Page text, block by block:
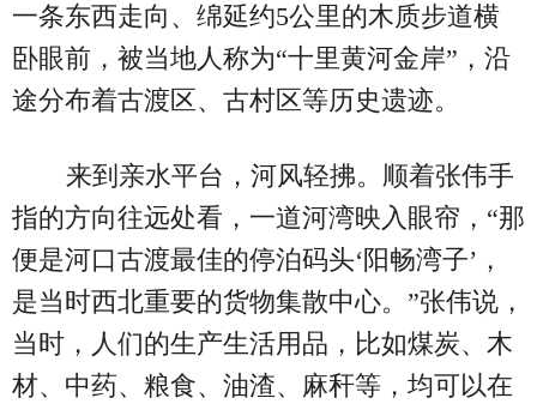
一条东西走向、绵延约5公里的木质步道横
卧眼前，被当地人称为“十里黄河金岸”，沿
途分布着古渡区、古村区等历史遗迹。
来到亲水平台，河风轻拂。顺着张伟手
指的方向往远处看，一道河湾映入眼帘，“那
便是河口古渡最佳的停泊码头‘阳畅湾子’，
是当时西北重要的货物集散中心。”张伟说，
当时，人们的生产生活用品，比如煤炭、木
材、中药、粮食、油渣、麻秆等，均可以在